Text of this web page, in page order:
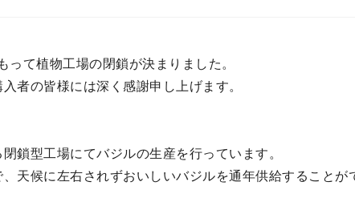
って植物工場の閉鎖が決まりました。
者の皆様には深く感謝申し上げます。
鎖型工場にてバジルの生産を行っています。
天候に左右されずおいしいバジルを通年供給することが